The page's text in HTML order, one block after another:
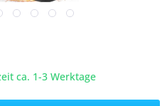
ca. 1-3 Werktage